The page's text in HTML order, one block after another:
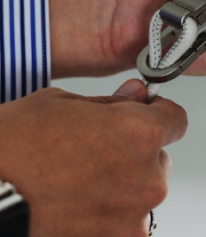
Pen
Pen